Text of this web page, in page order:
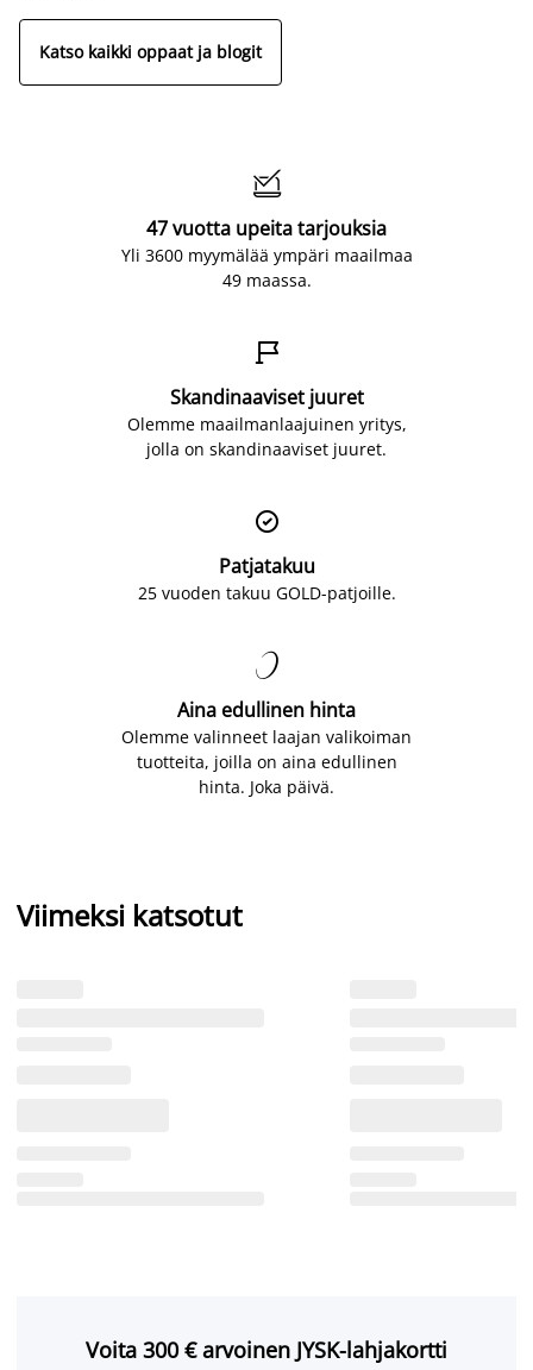
Katso kaikki oppaat ja blogit

47 vuotta upeita tarjouksia
Yli 3600 myymälää ympäri maailmaa
49 maassa.

Skandinaaviset juuret
Olemme maailmanlaajuinen yritys,
jolla on skandinaaviset juuret.

Patjatakuu
25 vuoden takuu GOLD-patjoille.

Aina edullinen hinta
Olemme valinneet laajan valikoiman
tuotteita, joilla on aina edullinen
hinta. Joka päivä.
Viimeksi katsotut
Voita 300 € arvoinen JYSK-lahjakortti